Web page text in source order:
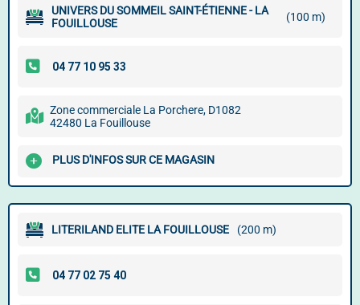
UNIVERS DU SOMMEIL SAINT-ÉTIENNE - LA
FOUILLOUSE
(100 m)
Zone commerciale La Porchere, D1082
42480 La Fouillouse
PLUS D'INFOS SUR CE MAGASIN
LITERILAND ELITE LA FOUILLOUSE (200 m)